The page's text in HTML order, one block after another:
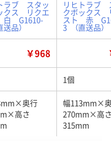
ラブ スタッ
クス リクエ
白 G1610-
品）
リヒトラブ
クボックス
スト 赤
3 （直送品）
￥968
1個
奥行
高さ
幅113mm×
270mm×高
315mm